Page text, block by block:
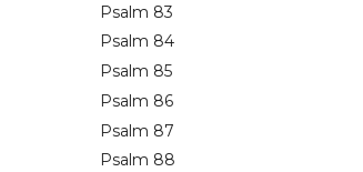
Psalm 83
Psalm 84
Psalm 85
Psalm 86
Psalm 87
Psalm 88